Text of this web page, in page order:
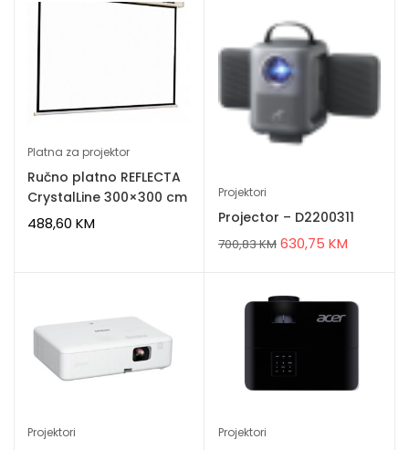
Platna za projektor
Ručno platno REFLECTA
CrystalLine 300×300 cm
488,60 KM
Projektori
Projector – D2200311
700,83KM 630,75 KM
Projektori Projektori